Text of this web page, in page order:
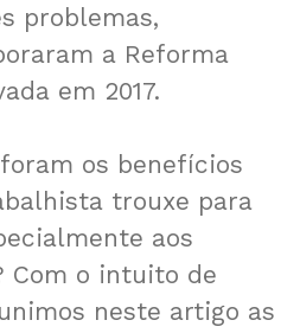
problemas,
a Reforma
em 2017.
os benefícios
trouxe para
aos
Com o intuito de
neste artigo as